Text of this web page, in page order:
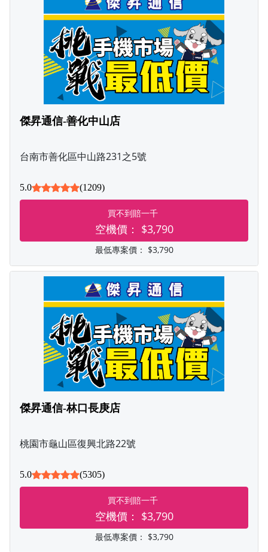
傑昇通信-善化中山店
台南市善化區中山路231之5號
5.0 (1209)
買不到賠一千
空機價： $3,790
最低專案價： $3,790
傑昇通信-林口長庚店
桃園市龜山區復興北路22號
5.0 (5305)
買不到賠一千
空機價： $3,790
最低專案價： $3,790